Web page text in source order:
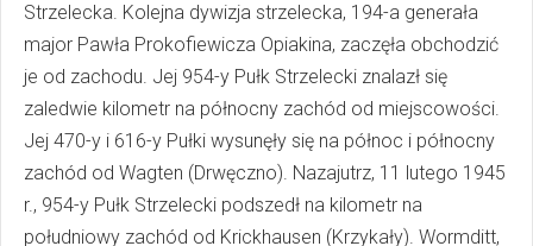
Strzelecka. Kolejna dywizja strzelecka, 194-a generała
major Pawła Prokofiewicza Opiakina, zaczęła obchodzić
je od zachodu. Jej 954-y Pułk Strzelecki znalazł się
zaledwie kilometr na północny zachód od miejscowości.
Jej 470-y i 616-y Pułki wysunęły się na północ i północny
zachód od Wagten (Drwęczno). Nazajutrz, 11 lutego 1945
r., 954-y Pułk Strzelecki podszedł na kilometr na
południowy zachód od Krickhausen (Krzykały). Wormditt,